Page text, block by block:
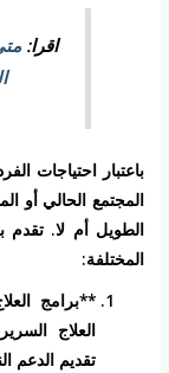
اقرا:
باعتبار احتياجات
المجتمع الحالي أو
المختلفة:
**برامج
العلاج
تقديم الدعم